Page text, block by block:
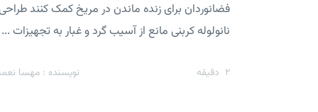
فضانوردان برای زنده ماندن در مریخ کمک کنند
نانولوله کربنی مانع از آسیب گرد و غبار به تجهیزات ...
2 دقیقه نویسنده : مهسا